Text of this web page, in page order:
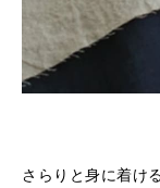
さらりと身に着け